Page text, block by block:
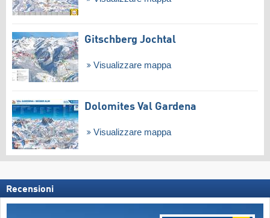
Gitschberg Jochtal
Visualizzare mappa
Dolomites Val Gardena
Visualizzare mappa
Recensioni